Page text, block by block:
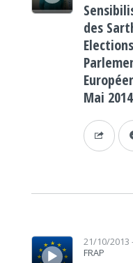
des
Mai 2014
Lecteur audio 21/10/2013
FRAP